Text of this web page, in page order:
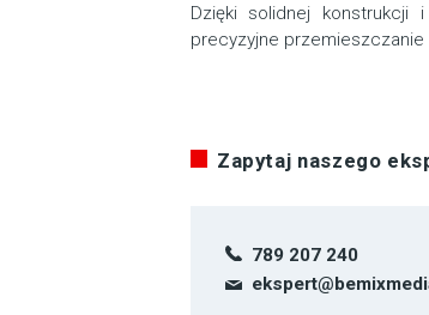
Dzięki solidnej konstrukcji
precyzyjne
Zapytaj naszego
789 207 240